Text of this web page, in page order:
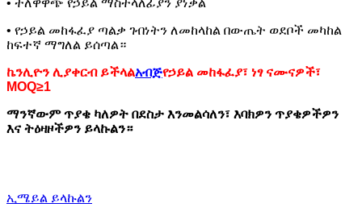
• ተለዋዋጭ የኃይል ማስተላለፊያን ያነቃል
• የኃይል መከፋፈያ ጣልቃ ገብነትን ለመከላከል በውጤት ወደቦች መካከል
ከፍተኛ ማግለል ይሰጣል።
ኬንሊዮን ሊያቀርብ ይችላልአብጅየኃይል መከፋፈያ፣ ነፃ ናሙናዎች፣
MOQ≥1
ማንኛውም ጥያቄ ካለዎት በደስታ እንመልሳለን፣ እባክዎን ጥያቄዎችዎን
እና ትዕዛዞችዎን ይላኩልን።
ኢሜይል ይላኩልን